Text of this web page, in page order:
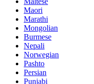
Maori
Marathi
Mongolian
Burmese
Nepali
Norwegian
Pashto
Persian
Punjabi